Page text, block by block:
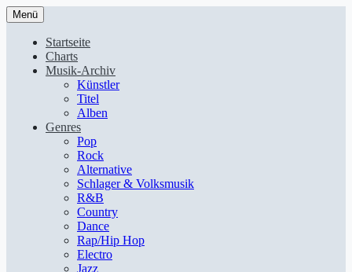
Menü
Startseite
Charts
Musik-Archiv
Künstler
Titel
Alben
Genres
Pop
Rock
Alternative
Schlager & Volksmusik
R&B
Country
Dance
Rap/Hip Hop
Electro
Jazz